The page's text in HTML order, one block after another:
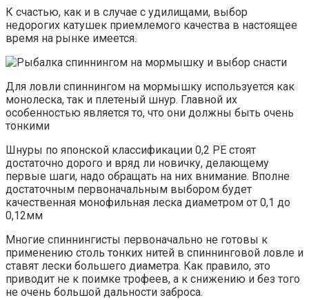
К счастью, как и в случае с удилищами, выбор
недорогих катушек приемлемого качества в настоящее
время на рынке имеется.
Для ловли спиннингом на мормышку используется как
монолеска, так и плетеный шнур. Главной их
особенностью является то, что они должны быть очень
тонкими
Шнуры по японской классификации 0,2 РЕ стоят
достаточно дорого и вряд ли новичку, делающему
первые шаги, надо обращать на них внимание. Вполне
достаточным первоначальным выбором будет
качественная монофильная леска диаметром от 0,1 до
0,12мм
Многие спиннингисты первоначально не готовы к
применению столь тонких нитей в спиннинговой ловле и
ставят лески большего диаметра. Как правило, это
приводит не к поимке трофеев, а к снижению и без того
не очень большой дальности заброса.